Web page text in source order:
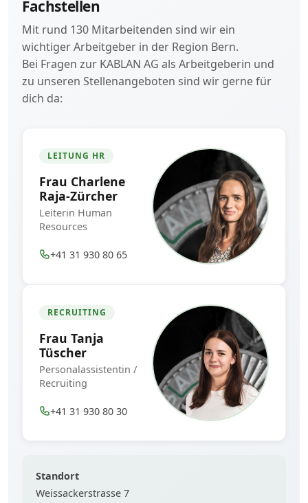
Fachstellen
Mit rund 130 Mitarbeitenden sind wir ein
wichtiger Arbeitgeber in der Region Bern.
Bei Fragen zur KABLAN AG als Arbeitgeberin und
zu unseren Stellenangeboten sind wir gerne für
dich da:
LEITUNG HR
Frau Charlene
Raja-Zürcher
Leiterin Human
Resources
+41 31 930 80 65
RECRUITING
Frau Tanja
Tüscher
Personalassistentin /
Recruiting
+41 31 930 80 30
Standort
Weissackerstrasse 7